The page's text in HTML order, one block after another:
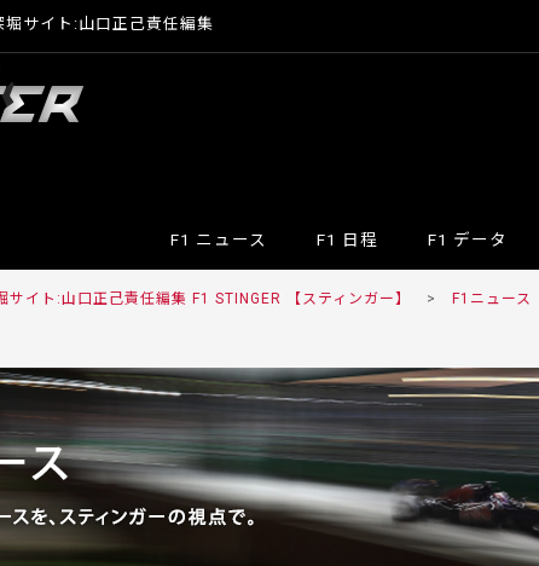
サイト:山口正己責任編集
F1 ニュース F1 日程 F1 データ
サイト:山口正己責任編集 F1 STINGER 【スティンガー】 > F1ニュース